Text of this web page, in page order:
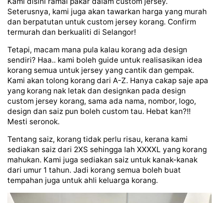
Seterusnya, kami juga akan tawarkan harga yang murah
dan berpatutan untuk custom jersey korang. Confirm
termurah dan berkualiti di Selangor!
Tetapi, macam mana pula kalau korang ada design
sendiri? Haa.. kami boleh guide untuk realisasikan idea
korang semua untuk jersey yang cantik dan gempak.
Kami akan tolong korang dari A-Z. Hanya cakap saje apa
yang korang nak letak dan designkan pada design
custom jersey korang, sama ada nama, nombor, logo,
design dan saiz pun boleh custom tau. Hebat kan?!!
Mesti seronok.
Tentang saiz, korang tidak perlu risau, kerana kami
sediakan saiz dari 2XS sehingga lah XXXXL yang korang
mahukan. Kami juga sediakan saiz untuk kanak-kanak
dari umur 1 tahun. Jadi korang semua boleh buat
tempahan juga untuk ahli keluarga korang.